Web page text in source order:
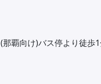
那覇向け)バス停より徒歩